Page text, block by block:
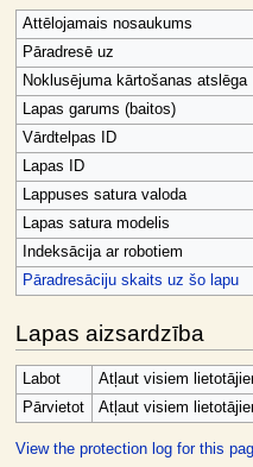
navigation
search
Attēlojamais nosaukums
Pāradresē uz
Noklusējuma kārtošanas atslēga
Lapas garums (baitos)
Vārdtelpas ID
Lapas ID
Lappuses satura valoda
Lapas satura modelis
Indeksācija ar robotiem
Pāradresāciju skaits uz šo lapu
Lapas aizsardzība
Labot
Atļaut visiem
Pārvietot
Atļaut visiem
View the protection log for this